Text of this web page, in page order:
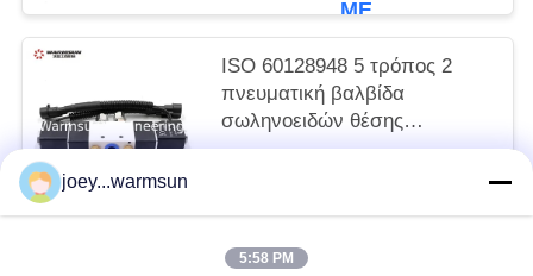
ΜΕ
ISO 60128948 5 τρόπος 2
πνευματική βαλβίδα
σωληνοειδών θέσης
B994V22008KCS017B
ΜΕ
joey...warmsun
5:58 PM